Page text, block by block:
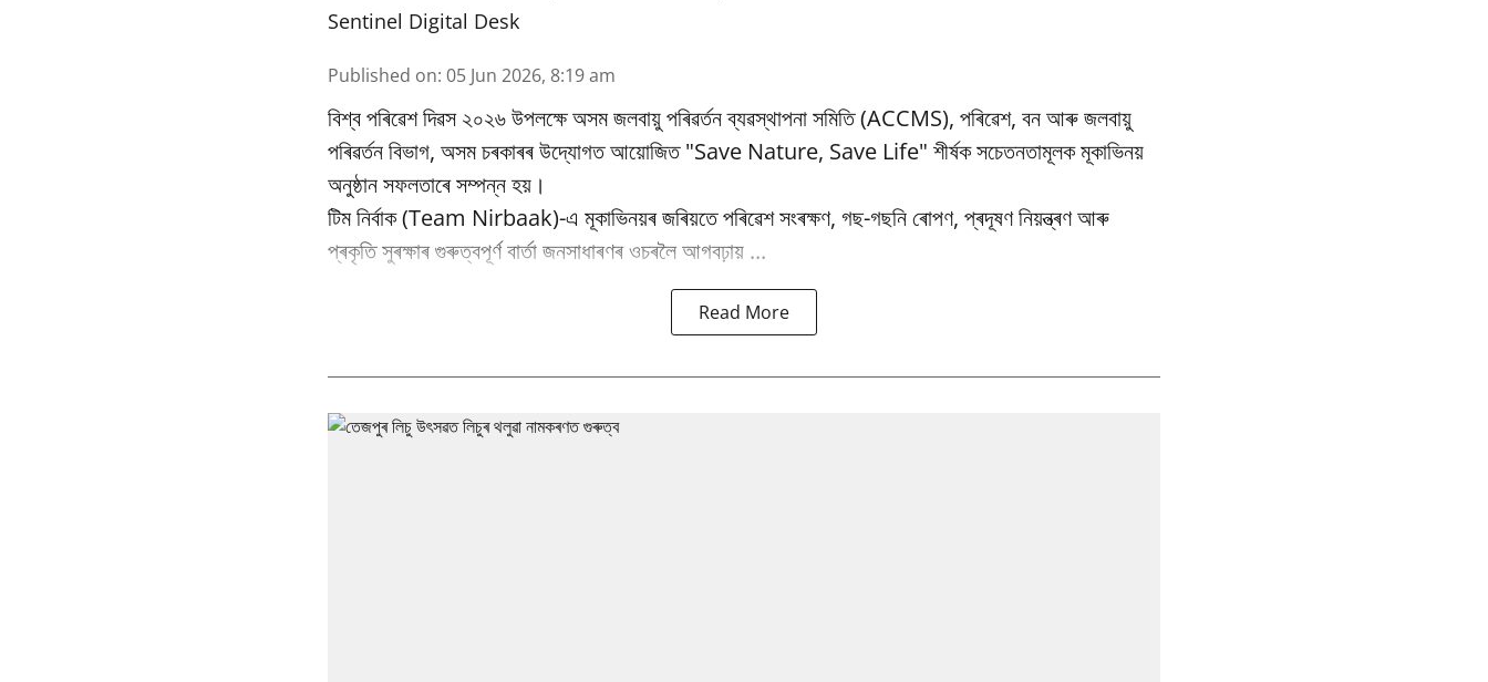
Sentinel Digital Desk
Published on: 05 Jun 2026, 8:19 am
বিশ্ব পৰিৱেশ দিৱস ২০২৬ উপলক্ষে অসম জলবায়ু পৰিৱর্তন ব্যৱস্থাপনা সমিতি (ACCMS), পৰিৱেশ, বন আৰু জলবায়ু
পৰিৱর্তন বিভাগ, অসম চৰকাৰৰ উদ্যোগত আয়োজিত "Save Nature, Save Life" শীৰ্ষক সচেতনতামূলক মূকাভিনয়
অনুষ্ঠান সফলতাৰে সম্পন্ন হয়।
টিম নিৰ্বাক (Team Nirbaak)-এ মূকাভিনয়ৰ জৰিয়তে পৰিৱেশ সংৰক্ষণ, গছ-গছনি ৰোপণ, প্ৰদূষণ নিয়ন্ত্ৰণ আৰু
প্ৰকৃতি সুৰক্ষাৰ গুৰুত্বপূৰ্ণ বাৰ্তা জনসাধাৰণৰ ওচৰলৈ আগবঢ়ায় ...
Read More